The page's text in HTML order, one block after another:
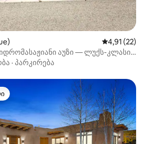
საშუალო
4,91 (22)
აუზი — ლუქს-კლასის
· პარკირება